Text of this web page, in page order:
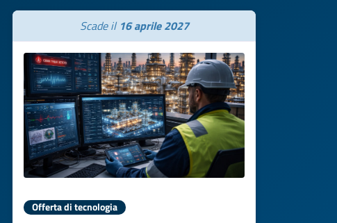
Scade il 16 aprile 2027
Offerta di tecnologia